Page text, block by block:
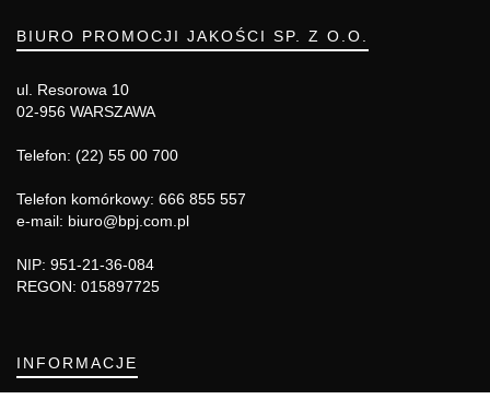
BIURO PROMOCJI JAKOŚCI SP. Z O.O.
ul. Resorowa 10
02-956 WARSZAWA
Telefon: (22) 55 00 700
Telefon komórkowy: 666 855 557
e-mail: biuro@bpj.com.pl
NIP: 951-21-36-084
REGON: 015897725
INFORMACJE